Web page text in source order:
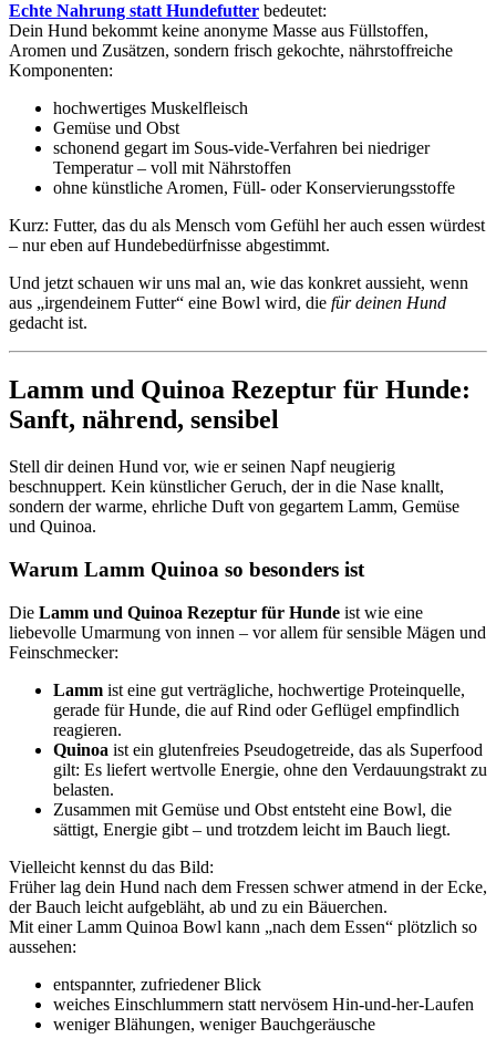
Echte Nahrung statt Hundefutter bedeutet:
Dein Hund bekommt keine anonyme Masse aus Füllstoffen,
Aromen und Zusätzen, sondern frisch gekochte, nährstoffreiche
Komponenten:
hochwertiges Muskelfleisch
Gemüse und Obst
schonend gegart im Sous-vide-Verfahren bei niedriger
Temperatur – voll mit Nährstoffen
ohne künstliche Aromen, Füll- oder Konservierungsstoffe
Kurz: Futter, das du als Mensch vom Gefühl her auch essen würdest
– nur eben auf Hundebedürfnisse abgestimmt.
Und jetzt schauen wir uns mal an, wie das konkret aussieht, wenn
aus „irgendeinem Futter“ eine Bowl wird, die für deinen Hund
gedacht ist.
Lamm und Quinoa Rezeptur für Hunde:
Sanft, nährend, sensibel
Stell dir deinen Hund vor, wie er seinen Napf neugierig
beschnuppert. Kein künstlicher Geruch, der in die Nase knallt,
sondern der warme, ehrliche Duft von gegartem Lamm, Gemüse
und Quinoa.
Warum Lamm Quinoa so besonders ist
Die Lamm und Quinoa Rezeptur für Hunde ist wie eine
liebevolle Umarmung von innen – vor allem für sensible Mägen und
Feinschmecker:
Lamm ist eine gut verträgliche, hochwertige Proteinquelle,
gerade für Hunde, die auf Rind oder Geflügel empfindlich
reagieren.
Quinoa ist ein glutenfreies Pseudogetreide, das als Superfood
gilt: Es liefert wertvolle Energie, ohne den Verdauungstrakt zu
belasten.
Zusammen mit Gemüse und Obst entsteht eine Bowl, die
sättigt, Energie gibt – und trotzdem leicht im Bauch liegt.
Vielleicht kennst du das Bild:
Früher lag dein Hund nach dem Fressen schwer atmend in der Ecke,
der Bauch leicht aufgebläht, ab und zu ein Bäuerchen.
Mit einer Lamm Quinoa Bowl kann „nach dem Essen“ plötzlich so
aussehen:
entspannter, zufriedener Blick
weiches Einschlummern statt nervösem Hin-und-her-Laufen
weniger Blähungen, weniger Bauchgeräusche